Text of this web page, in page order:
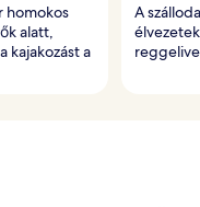
homokos
alatt,
kajakozást a
A